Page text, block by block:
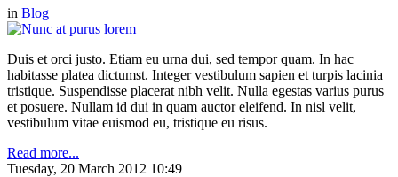
in Blog
Duis et orci justo. Etiam eu urna dui, sed tempor quam. In hac
habitasse platea dictumst. Integer vestibulum sapien et turpis lacinia
tristique. Suspendisse placerat nibh velit. Nulla egestas varius purus
et posuere. Nullam id dui in quam auctor eleifend. In nisl velit,
vestibulum vitae euismod eu, tristique eu risus.
Read more...
Tuesday, 20 March 2012 10:49